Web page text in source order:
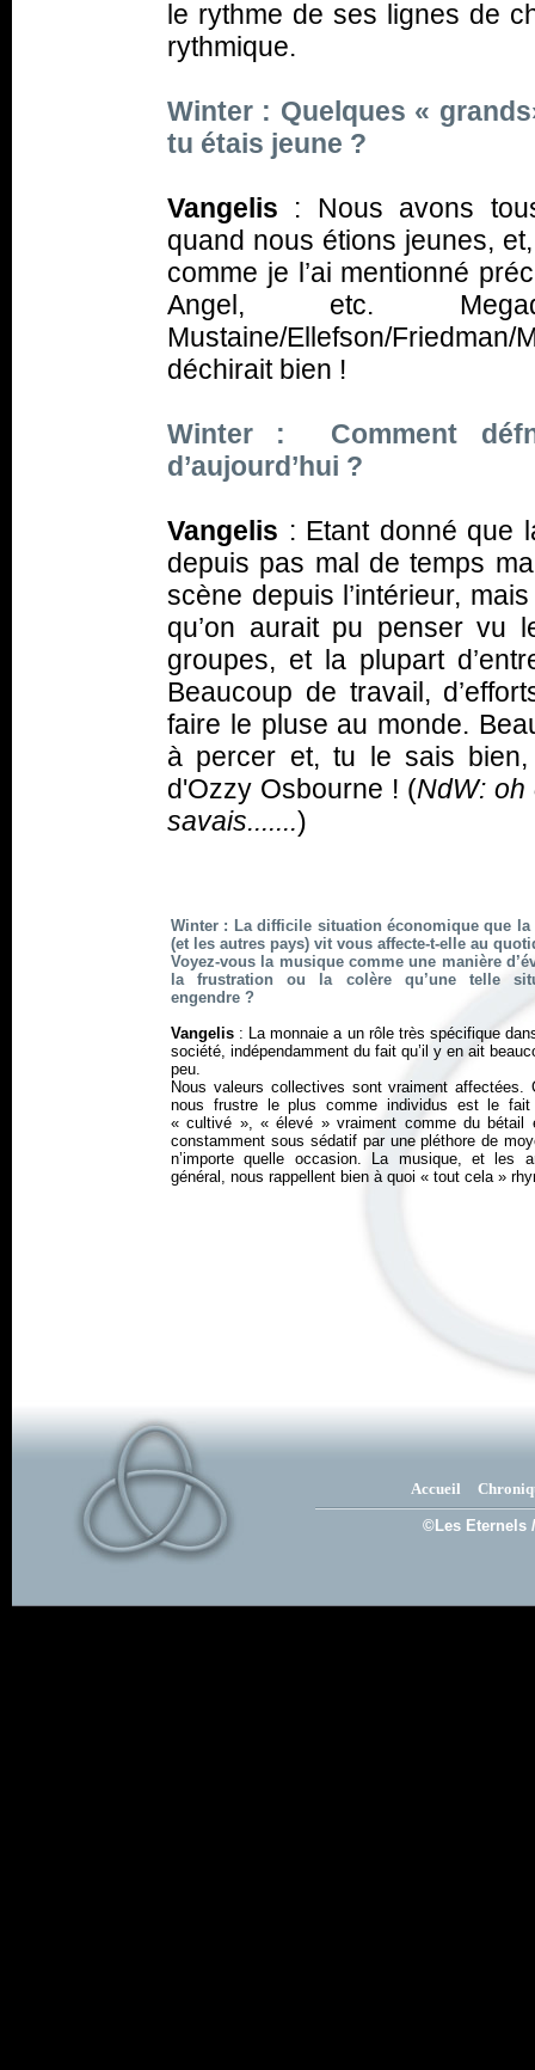
le rythme de ses lignes de
rythmique.
Winter : Quelques « grands
tu étais jeune ?
Vangelis : Nous avons
quand nous étions jeunes,
comme je l’ai mentionné
Angel, etc.
Mustaine/Ellefson/
déchirait bien !
Winter : Comment
d’aujourd’hui ?
Vangelis : Etant donné que
depuis pas mal de temps
scène depuis l’intérieur,
qu’on aurait pu penser vu
groupes, et la plupart
Beaucoup de travail,
faire le pluse au monde.
à percer et, tu le sais
d'Ozzy Osbourne ! (NdW:
savais.......)
Winter : La difficile situation économique que la
(et les autres pays) vit vous affecte-t-elle au
Voyez-vous la musique comme une manière
la frustration ou la colère qu’une telle
engendre ?
Vangelis : La monnaie a un rôle très spécifique
société, indépendamment du fait qu’il y en ait
peu.
Nous valeurs collectives sont vraiment affectées.
nous frustre le plus comme individus est le fait
« cultivé », « élevé » vraiment comme du bétail
constamment sous sédatif par une pléthore de
n’importe quelle occasion. La musique, et les
général, nous rappellent bien à quoi « tout cela »
Accueil
©Les Eternels